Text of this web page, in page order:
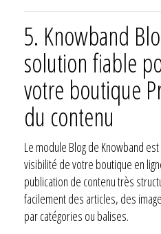
5. Knowband
solution fiable
votre boutique
du contenu
Le module Blog de Knowband
visibilité de votre boutique en
publication de contenu très
facilement des articles, des
par catégories ou balises.